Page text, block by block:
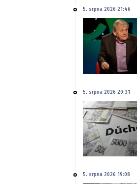
5. srpna 2026 21:46
5. srpna 2026 20:31
5. srpna 2026 19:08